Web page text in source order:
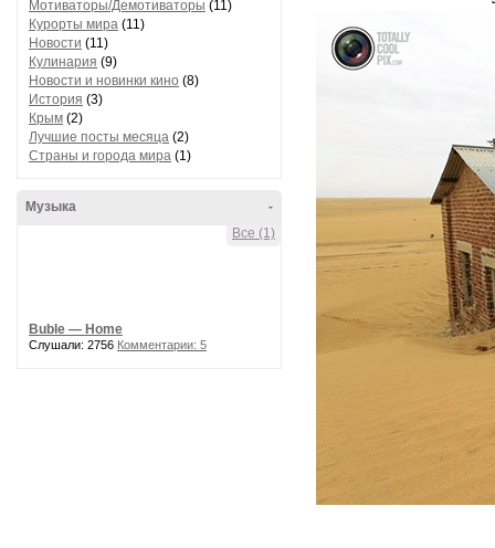
Мотиваторы/Демотиваторы (11)
Курорты мира (11)
Новости (11)
Кулинария (9)
Новости и новинки кино (8)
История (3)
Крым (2)
Лучшие посты месяца (2)
Страны и города мира (1)
-
Музыка
Все (1)
Buble — Home
Слушали: 2756 Комментарии: 5